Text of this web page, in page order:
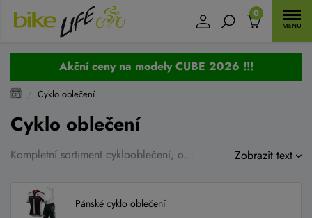
0
Akční ceny na modely CUBE 2026 !!!
Cyklo oblečení
Cyklo oblečení
Kompletní sortiment cyklooblečení, oblečení pro volný čas a doplňky na běžky. Vybírat můžete v jednotlivých kategoriích cyklo dresy, bundy větrovky na kolo, cyklistické kalhoty, doplňky jako čepice, čepice pod přilby, šátky, cyklistické rukavice, návleky na nohy, ruce a kolena, tak i na tretry. Dále zde nakoupíte kvalitní funkční prádlo, dětské dresy a kalhoty a plno dalšího, vše za velmi příznivé ceny. Zobrazit text
Pánské cyklo oblečení